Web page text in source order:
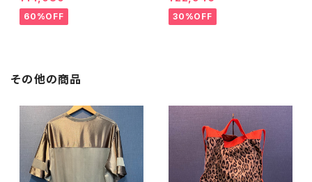
G■程よいサイズで可愛い
60%OFF 30%OFF
その他の商品